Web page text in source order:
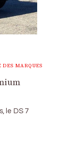
DES MARQUES
le DS 7